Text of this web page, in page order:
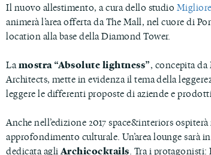
Il nuovo allestimento, a cura dello studio
animerà l’area offerta da The Mall, nel cuore di
location alla base della Diamond Tower.
Lamostra “Absolute lightness”, concepita
Architects, mette in evidenza il tema della
leggere le differenti proposte di aziende e
Anche nell’edizione 2017 space&interiors
approfondimento culturale. Un’area lounge sarà
dedicata agliArchicocktails. Tra i protagonisti: